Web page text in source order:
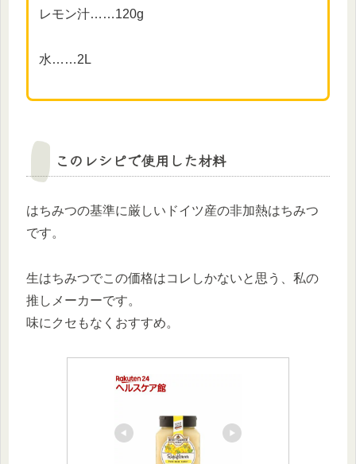
レモン汁……120g
水……2L
このレシピで使用した材料
はちみつの基準に厳しいドイツ産の非加熱はちみつ
です。
生はちみつでこの価格はコレしかないと思う、私の
推しメーカーです。
味にクセもなくおすすめ。